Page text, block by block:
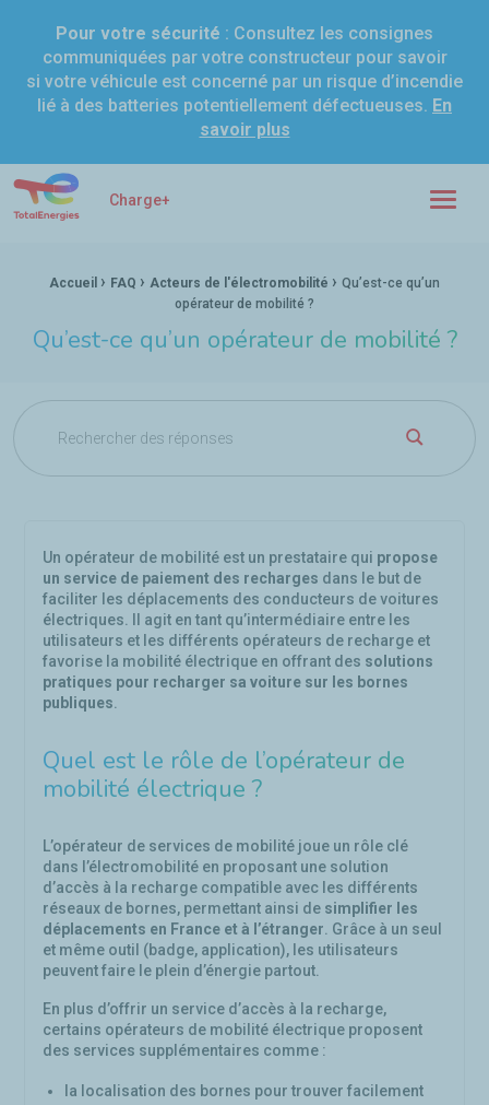
Pour votre sécurité : Consultez les consignes
communiquées par votre constructeur pour savoir
si votre véhicule est concerné par un risque d’incendie
lié à des batteries potentiellement défectueuses. En
savoir plus
Charge+ Voiture électrique : le guide pratique de la recharge
Charge+
Menu
Fil d'Ariane :
Accueil › FAQ › Acteurs de l'électromobilité › Qu’est-ce qu’un
opérateur de mobilité ?
Qu’est-ce qu’un opérateur de mobilité ?
Un opérateur de mobilité est un prestataire qui propose
un service de paiement des recharges dans le but de
faciliter les déplacements des conducteurs de voitures
électriques. Il agit en tant qu’intermédiaire entre les
utilisateurs et les différents opérateurs de recharge et
favorise la mobilité électrique en offrant des solutions
pratiques pour recharger sa voiture sur les bornes
publiques
Quel est le rôle de l’opérateur de
mobilité électrique ?
L’opérateur de services de mobilité joue un rôle clé
dans l’électromobilité en proposant une solution
d’accès à la recharge compatible avec les différents
réseaux de bornes, permettant ainsi de simplifier les
déplacements en France et à l’étranger . Grâce à un seul
et même outil (badge, application), les utilisateurs
peuvent faire le plein d’énergie partout.
En plus d’offrir un service d’accès à la recharge,
certains opérateurs de mobilité électrique proposent
des services supplémentaires comme :
la localisation des bornes pour trouver facilement